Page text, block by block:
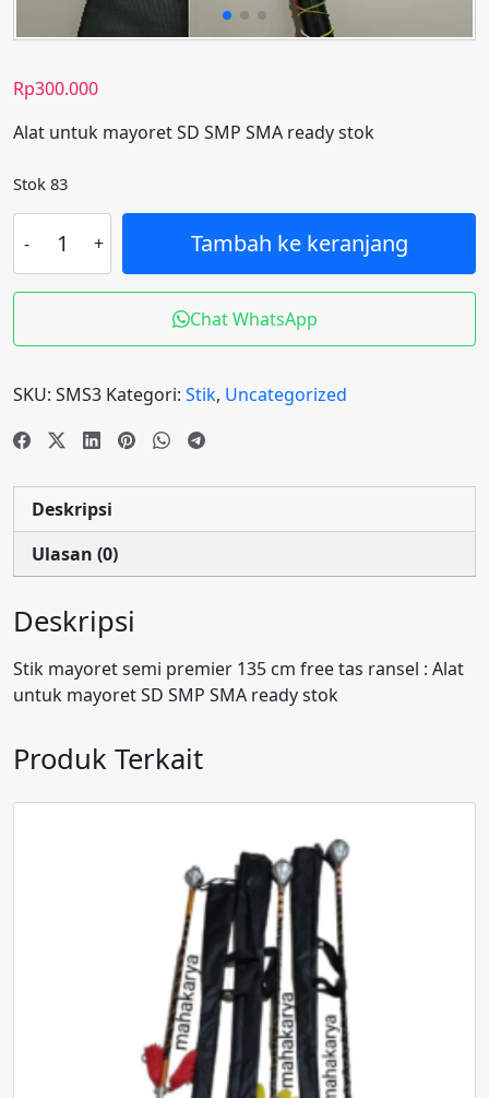
Rp300.000
Alat untuk mayoret SD SMP SMA ready stok
Stok 83
Stik
mayoret
semi
cm
free
tas
Tambah ke keranjang
Chat WhatsApp
SKU: SMS3 Kategori: Stik, Uncategorized
Deskripsi
Ulasan (0)
Deskripsi
Stik mayoret semi premier 135 cm free tas ransel : Alat
untuk mayoret SD SMP SMA ready stok
Produk Terkait